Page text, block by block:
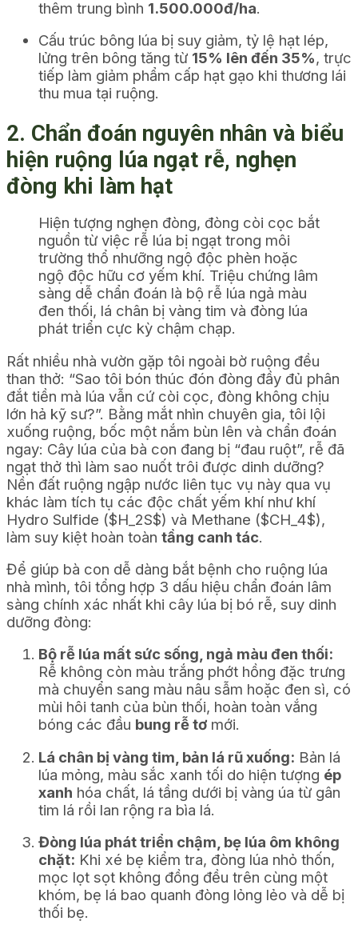
thêm trung bình 1.500.000đ/ha.
Cấu trúc bông lúa bị suy giảm, tỷ lệ hạt lép,
lửng trên bông tăng từ 15% lên đến 35%, trực
tiếp làm giảm phẩm cấp hạt gạo khi thương lái
thu mua tại ruộng.
2. Chẩn đoán nguyên nhân và biểu
hiện ruộng lúa ngạt rễ, nghẹn
đòng khi làm hạt
Hiện tượng nghẹn đòng, đòng còi cọc bắt
nguồn từ việc rễ lúa bị ngạt trong môi
trường thổ nhưỡng ngộ độc phèn hoặc
ngộ độc hữu cơ yếm khí. Triệu chứng lâm
sàng dễ chẩn đoán là bộ rễ lúa ngả màu
đen thối, lá chân bị vàng tim và đòng lúa
phát triển cực kỳ chậm chạp.
Rất nhiều nhà vườn gặp tôi ngoài bờ ruộng đều
than thở: “Sao tôi bón thúc đón đòng đầy đủ phân
đắt tiền mà lúa vẫn cứ còi cọc, đòng không chịu
lớn hả kỹ sư?”. Bằng mắt nhìn chuyên gia, tôi lội
xuống ruộng, bốc một nắm bùn lên và chẩn đoán
ngay: Cây lúa của bà con đang bị “đau ruột”, rễ đã
ngạt thở thì làm sao nuốt trôi được dinh dưỡng?
Nền đất ruộng ngập nước liên tục vụ này qua vụ
khác làm tích tụ các độc chất yếm khí như khí
Hydro Sulfide ($H_2S$) và Methane ($CH_4$),
làm suy kiệt hoàn toàn tầng canh tác.
Để giúp bà con dễ dàng bắt bệnh cho ruộng lúa
nhà mình, tôi tổng hợp 3 dấu hiệu chẩn đoán lâm
sàng chính xác nhất khi cây lúa bị bó rễ, suy dinh
dưỡng đòng:
Bộ rễ lúa mất sức sống, ngả màu đen thối:
Rễ không còn màu trắng phớt hồng đặc trưng
mà chuyển sang màu nâu sẫm hoặc đen sì, có
mùi hôi tanh của bùn thối, hoàn toàn vắng
bóng các đầu bung rễ tơ mới.
Lá chân bị vàng tim, bản lá rũ xuống: Bản lá
lúa mỏng, màu sắc xanh tối do hiện tượng ép
xanh hóa chất, lá tầng dưới bị vàng úa từ gân
tim lá rồi lan rộng ra bìa lá.
Đòng lúa phát triển chậm, bẹ lúa ôm không
chặt: Khi xé bẹ kiểm tra, đòng lúa nhỏ thốn,
mọc lọt sọt không đồng đều trên cùng một
khóm, bẹ lá bao quanh đòng lỏng lẻo và dễ bị
thối bẹ.